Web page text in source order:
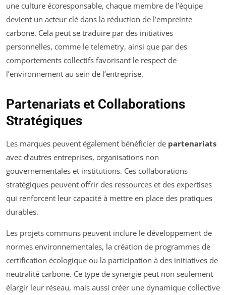
une culture écoresponsable, chaque membre de l’équipe
devient un acteur clé dans la réduction de l’empreinte
carbone. Cela peut se traduire par des initiatives
personnelles, comme le telemetry, ainsi que par des
comportements collectifs favorisant le respect de
l’environnement au sein de l’entreprise.
Partenariats et Collaborations
Stratégiques
Les marques peuvent également bénéficier de partenariats
avec d’autres entreprises, organisations non
gouvernementales et institutions. Ces collaborations
stratégiques peuvent offrir des ressources et des expertises
qui renforcent leur capacité à mettre en place des pratiques
durables.
Les projets communs peuvent inclure le développement de
normes environnementales, la création de programmes de
certification écologique ou la participation à des initiatives de
neutralité carbone. Ce type de synergie peut non seulement
élargir leur réseau, mais aussi créer une dynamique collective